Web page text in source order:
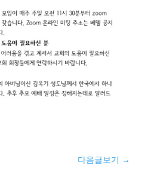
다음글보기 →